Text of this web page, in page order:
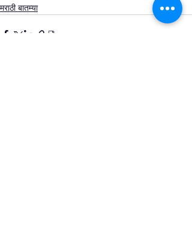
मराठी बातम्या